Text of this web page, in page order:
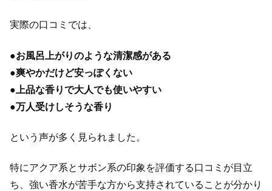
実際の口コミでは、
●お風呂上がりのような清潔感がある
●爽やかだけど安っぽくない
● 上品な香りで大人でも使いやすい
●万人受けしそうな香り
という声が多く見られました。
特にアクア系とサボン系の印象を評価する口コミが目立
ち、強い香水が苦手な方から支持されていることが分かり